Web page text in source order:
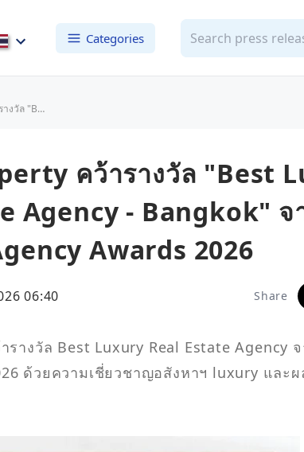
Categories
/ Asher Property คว้ารางวัล "Best Luxury Real Estate Agency - Bangkok" จากงาน Nestopa Agency Awards 2026
คว้ารางวัล "Best
Agency - Bangkok" จ
Awards 2026
06:40 Share
รางวัล Best Luxury Real Estate Agency
ด้วยความเชี่ยวชาญอสังหาฯ luxury และ